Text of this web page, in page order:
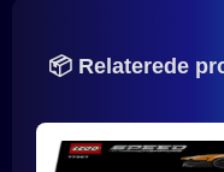
📦 Relaterede